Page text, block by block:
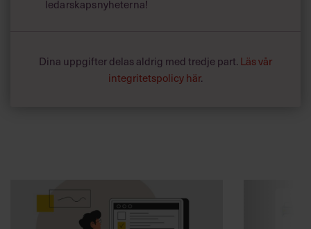
ledarskapsnyheterna!
Dina uppgifter delas aldrig med tredje part. Läs vår
integritetspolicy här.